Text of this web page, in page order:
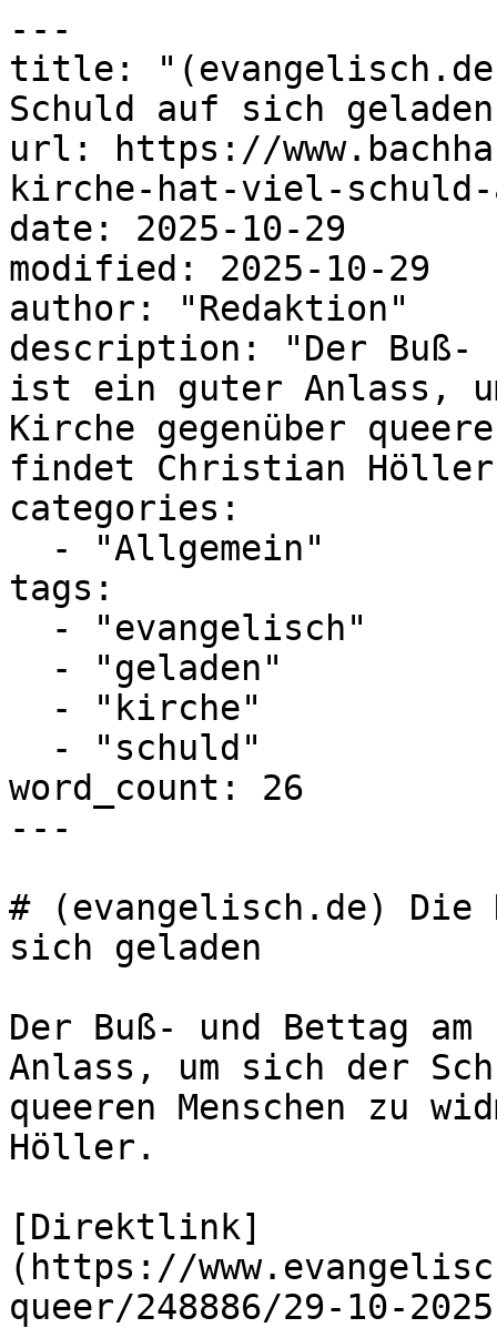
---
title:
Schuld auf sich
url: https://
kirche-hat-viel-
date: 2025-10-29
modified: 2025-10-29
author: "Redaktion"
description: "Der Buß-
ist ein guter Anlass,
Kirche gegenüber
findet Christian
categories:
tags:
word_count: 26
---
# (evangelisch.de)
sich geladen
Der Buß- und Bettag
Anlass, um sich der
queeren Menschen zu
Höller.
[Direktlink]
(https://
queer/248886/29-10-